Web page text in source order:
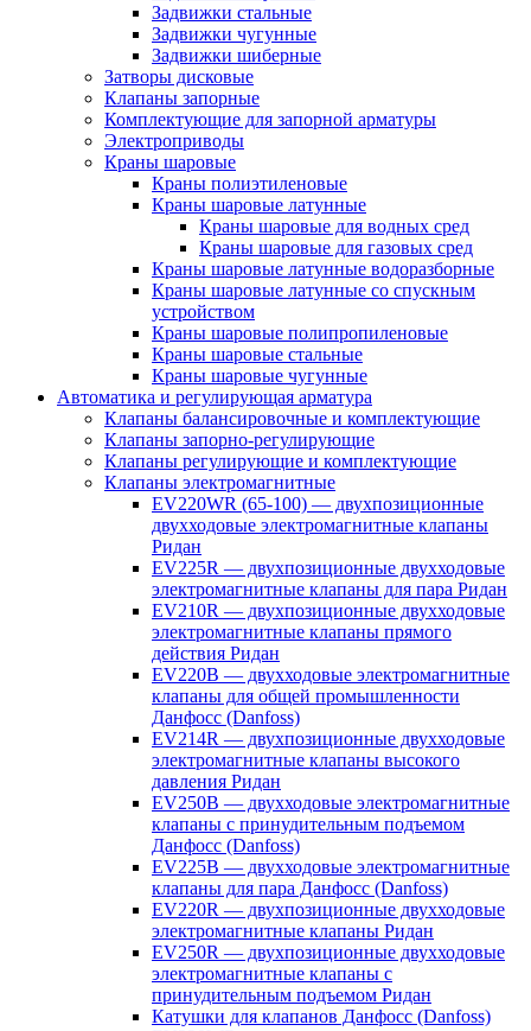
Задвижки стальные
Задвижки чугунные
Задвижки шиберные
Затворы дисковые
Клапаны запорные
Комплектующие для запорной арматуры
Электроприводы
Краны шаровые
Краны полиэтиленовые
Краны шаровые латунные
Краны шаровые для водных сред
Краны шаровые для газовых сред
Краны шаровые латунные водоразборные
Краны шаровые латунные со спускным
устройством
Краны шаровые полипропиленовые
Краны шаровые стальные
Краны шаровые чугунные
Автоматика и регулирующая арматура
Клапаны балансировочные и комплектующие
Клапаны запорно-регулирующие
Клапаны регулирующие и комплектующие
Клапаны электромагнитные
EV220WR (65-100) — двухпозиционные
двухходовые электромагнитные клапаны
Ридан
EV225R — двухпозиционные двухходовые
электромагнитные клапаны для пара Ридан
EV210R — двухпозиционные двухходовые
электромагнитные клапаны прямого
действия Ридан
EV220B — двухходовые электромагнитные
клапаны для общей промышленности
Данфосс (Danfoss)
EV214R — двухпозиционные двухходовые
электромагнитные клапаны высокого
давления Ридан
EV250B — двухходовые электромагнитные
клапаны с принудительным подъемом
Данфосс (Danfoss)
EV225B — двухходовые электромагнитные
клапаны для пара Данфосс (Danfoss)
EV220R — двухпозиционные двухходовые
электромагнитные клапаны Ридан
EV250R — двухпозиционные двухходовые
электромагнитные клапаны с
принудительным подъемом Ридан
Катушки для клапанов Данфосс (Danfoss)